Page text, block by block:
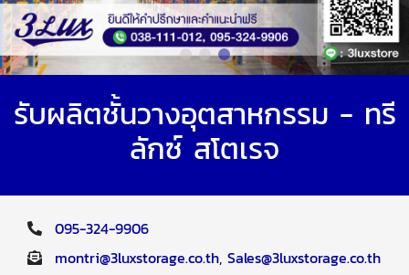
รับผลิตชั้นวางอุตสาหกรรม - ทรี
ลักซ์ สโตเรจ
095-324-9906
montri@3luxstorage.co.th, Sales@3luxstorage.co.th